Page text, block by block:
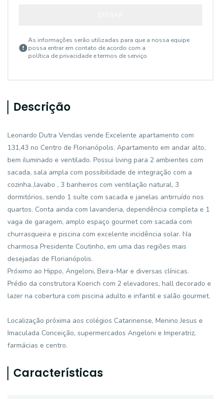
As informações serão utilizadas para que a nossa equipe
possa entrar em contato de acordo com a
política de privacidade e termos de serviço
Descrição
Leonardo Dutra Vendas vende Excelente apartamento com
131,43 no Centro de Florianópolis. Apartamento em andar alto,
bem iluminado e ventilado. Possui living para 2 ambientes com
sacada, sala ampla com possibilidade de integração com a
cozinha.,lavabo , 3 banheiros com ventilação natural, 3
dormitórios, sendo 1 suíte com sacada e janelas antirruído nos
quartos. Conta ainda com lavanderia, dependência completa e 1
vaga de garagem, amplo espaço gourmet com sacada com
churrasqueira e piscina com excelente incidência solar. Na
charmosa Presidente Coutinho, em uma das regiões mais
desejadas de Florianópolis.
Próximo ao Hippo, Angeloni, Beira-Mar e diversas clínicas.
Prédio da construtora Koerich com 2 elevadores, hall decorado e
lazer na cobertura com piscina adulto e infantil e salão gourmet.
Localização próxima aos colégios Catarinense, Menino Jesus e
Imaculada Conceição, supermercados Angeloni e Imperatriz,
farmácias e centro.
Características